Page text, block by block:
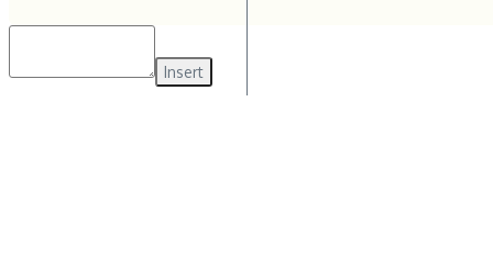
Insert